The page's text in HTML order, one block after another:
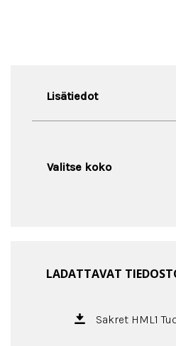
Lisätiedot
Valitse koko
LADATTAVAT
Sakret HML1